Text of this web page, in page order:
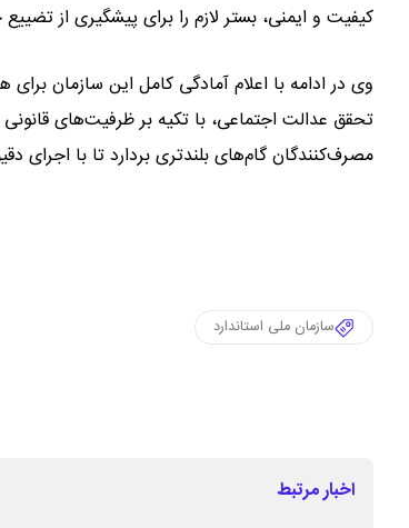
کیفیت و ایمنی، بستر لازم را برای پیشگیری از
وی در ادامه با اعلام آمادگی کامل این سازمان برای
تحقق عدالت اجتماعی، با تکیه بر ظرفیت‌های
مصرف‌کنندگان گام‌های بلندتری بردارد تا با
سازمان ملی استاندارد
اخبار مرتبط